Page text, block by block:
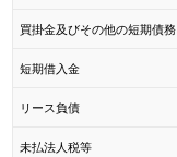
買掛金及びその他の短期債務
短期借入金
リース負債
未払法人税等